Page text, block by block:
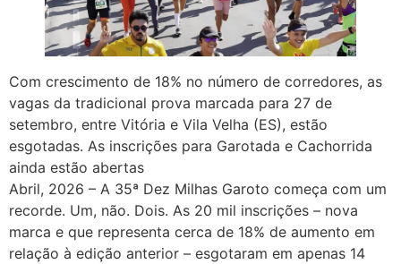
Com crescimento de 18% no número de corredores, as
vagas da tradicional prova marcada para 27 de
setembro, entre Vitória e Vila Velha (ES), estão
esgotadas. As inscrições para Garotada e Cachorrida
ainda estão abertas
Abril, 2026 – A 35ª Dez Milhas Garoto começa com um
recorde. Um, não. Dois. As 20 mil inscrições – nova
marca e que representa cerca de 18% de aumento em
relação à edição anterior – esgotaram em apenas 14